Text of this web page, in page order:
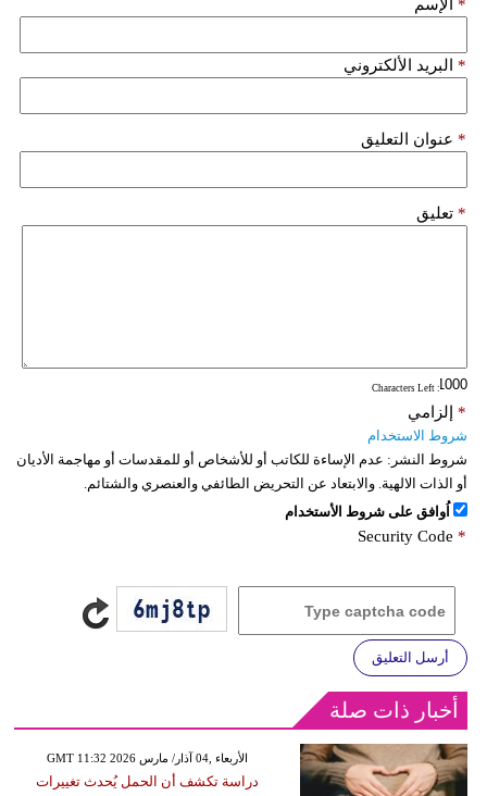
الإسم *
البريد الألكتروني *
عنوان التعليق *
تعليق *
: Characters Left
إلزامي *
شروط الاستخدام
شروط النشر: عدم الإساءة للكاتب أو للأشخاص أو للمقدسات أو مهاجمة الأديان
أو الذات الالهية. والابتعاد عن التحريض الطائفي والعنصري والشتائم.
اُوافق على شروط الأستخدام
Security Code *
أرسل التعليق
أخبار ذات صلة
GMT 11:32 2026 الأربعاء ,04 آذار/ مارس
دراسة تكشف أن الحمل يُحدث تغييرات